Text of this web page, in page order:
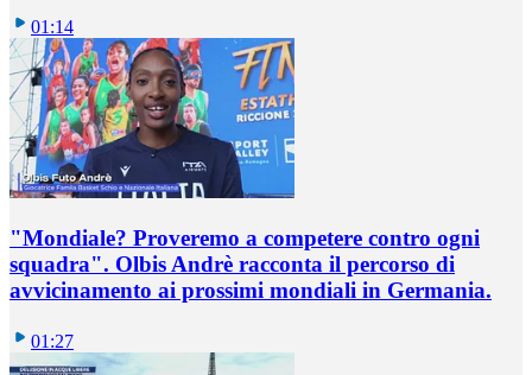
01:14
"Mondiale? Proveremo a competere contro ogni
squadra". Olbis Andrè racconta il percorso di
avvicinamento ai prossimi mondiali in Germania.
01:27